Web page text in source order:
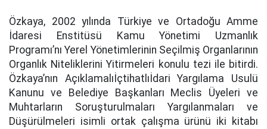
Özkaya, 2002 yılında Türkiye ve Ortadoğu Amme
İdaresi Enstitüsü Kamu Yönetimi Uzmanlık
Programı’nı Yerel Yönetimlerinin Seçilmiş Organlarının
Organlık Niteliklerini Yitirmeleri konulu tezi ile bitirdi.
Özkaya’nın Açıklamalıİçtihatlıİdari Yargılama Usulü
Kanunu ve Belediye Başkanları Meclis Üyeleri ve
Muhtarların Soruşturulmaları Yargılanmaları ve
Düşürülmeleri isimli ortak çalışma ürünü iki kitabı